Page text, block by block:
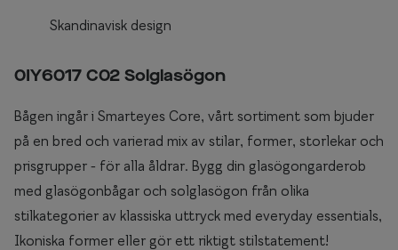
Skandinavisk design
0IY6017 C02 Solglasögon
Bågen ingår i Smarteyes Core, vårt sortiment som bjuder
på en bred och varierad mix av stilar, former, storlekar och
prisgrupper - för alla åldrar. Bygg din glasögongarderob
med glasögonbågar och solglasögon från olika
stilkategorier av klassiska uttryck med everyday essentials,
Ikoniska former eller gör ett riktigt stilstatement!